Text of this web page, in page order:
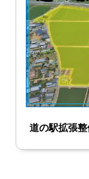
道の駅拡張整